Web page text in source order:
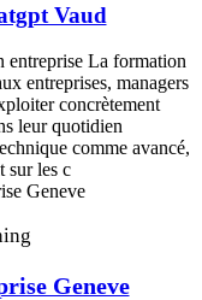
Vaud
entreprise La formation
entreprises, managers
concrètement
leur quotidien
comme avancé,
sur les c
Geneve